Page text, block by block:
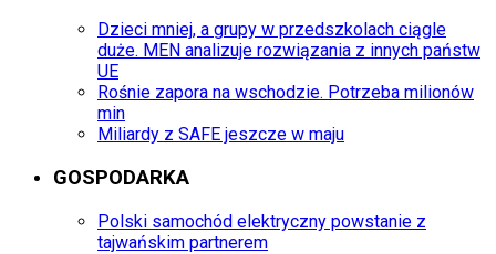
Dzieci mniej, a grupy w przedszkolach ciągle
duże. MEN analizuje rozwiązania z innych państw
UE
Rośnie zapora na wschodzie. Potrzeba milionów
min
Miliardy z SAFE jeszcze w maju
GOSPODARKA
Polski samochód elektryczny powstanie z
tajwańskim partnerem